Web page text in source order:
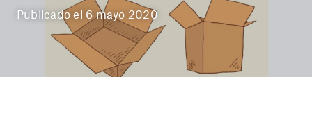
Publicado el 6 mayo 2020